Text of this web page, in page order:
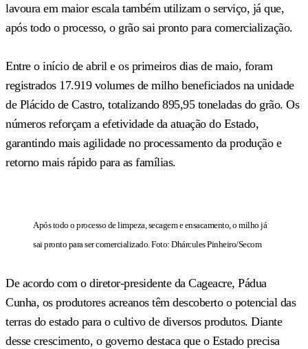
lavoura em maior escala também utilizam o serviço, já que,
após todo o processo, o grão sai pronto para comercialização.
Entre o início de abril e os primeiros dias de maio, foram
registrados 17.919 volumes de milho beneficiados na unidade
de Plácido de Castro, totalizando 895,95 toneladas do grão. Os
números reforçam a efetividade da atuação do Estado,
garantindo mais agilidade no processamento da produção e
retorno mais rápido para as famílias.
Após todo o processo de limpeza, secagem e ensacamento, o milho já
sai pronto para ser comercializado. Foto: Dhárcules Pinheiro/Secom
De acordo com o diretor-presidente da Cageacre, Pádua
Cunha, os produtores acreanos têm descoberto o potencial das
terras do estado para o cultivo de diversos produtos. Diante
desse crescimento, o governo destaca que o Estado precisa